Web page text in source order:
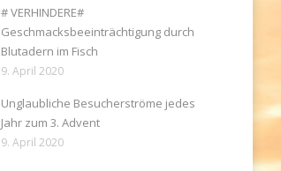
# VERHINDERE#
Geschmacksbeeinträchtigung durch
Blutadern im Fisch
9. April 2020
Unglaubliche Besucherströme jedes
Jahr zum 3. Advent
9. April 2020